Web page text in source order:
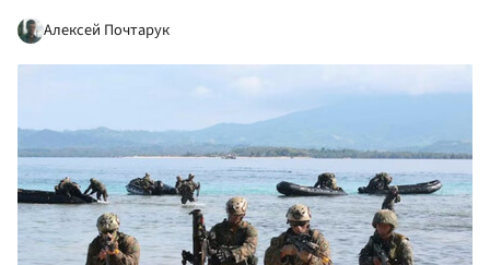
Алексей Почтарук